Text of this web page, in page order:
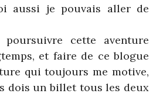
aussi je pouvais aller de
poursuivre cette aventure
et faire de ce blogue
qui toujours me motive,
dois un billet tous les deux